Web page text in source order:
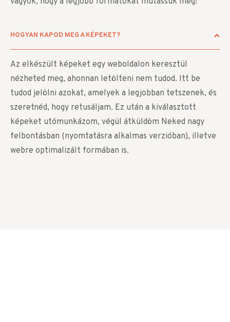
HOGYAN KAPOD MEG A KÉPEKET?
Az elkészült képeket egy weboldalon keresztül
nézheted meg, ahonnan letölteni nem tudod. Itt be
tudod jelölni azokat, amelyek a legjobban tetszenek, és
szeretnéd, hogy retusáljam. Ez után a kiválasztott
képeket utómunkázom, végül átküldöm Neked nagy
felbontásban (nyomtatásra alkalmas verzióban), illetve
webre optimalizált formában is.